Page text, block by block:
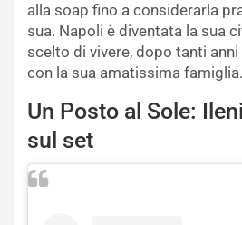
alla soap fino a considerarla
sua. Napoli è diventata la sua
scelto di vivere, dopo tanti
con la sua amatissima famiglia.
Un Posto al Sole:
sul set